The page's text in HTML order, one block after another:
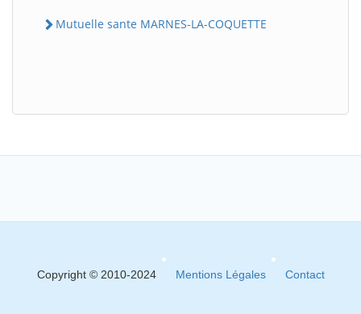
Mutuelle sante MARNES-LA-COQUETTE
Copyright © 2010-2024 Mentions Légales Contact